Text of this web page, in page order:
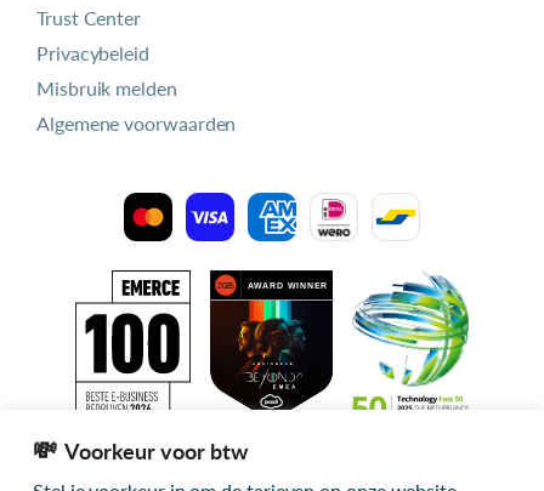
Trust Center
Privacybeleid
Misbruik melden
Algemene voorwaarden
Voorkeur voor btw